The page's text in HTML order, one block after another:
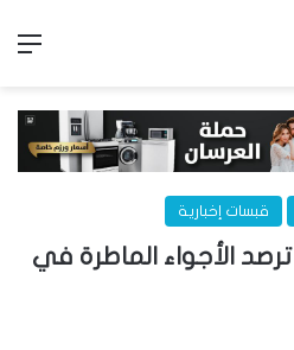
قبسات إخبارية
الأجواء الماطرة في